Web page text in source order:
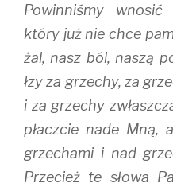
Powinniśmy wnosić
który już nie chce
żal, nasz ból, naszą
łzy za grzechy, za
i za grzechy
płaczcie nade Mną,
grzechami i nad
Przecież te słowa